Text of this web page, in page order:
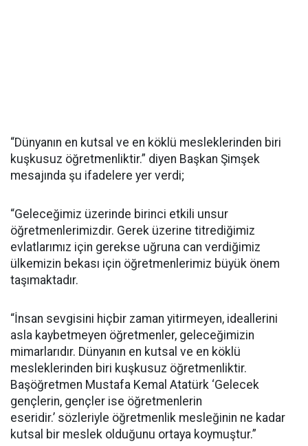
“Dünyanın en kutsal ve en köklü mesleklerinden biri
kuşkusuz öğretmenliktir.” diyen Başkan Şimşek
mesajında şu ifadelere yer verdi;
“Geleceğimiz üzerinde birinci etkili unsur
öğretmenlerimizdir. Gerek üzerine titrediğimiz
evlatlarımız için gerekse uğruna can verdiğimiz
ülkemizin bekası için öğretmenlerimiz büyük önem
taşımaktadır.
“İnsan sevgisini hiçbir zaman yitirmeyen, ideallerini
asla kaybetmeyen öğretmenler, geleceğimizin
mimarlarıdır. Dünyanın en kutsal ve en köklü
mesleklerinden biri kuşkusuz öğretmenliktir.
Başöğretmen Mustafa Kemal Atatürk ‘Gelecek
gençlerin, gençler ise öğretmenlerin
eseridir.’ sözleriyle öğretmenlik mesleğinin ne kadar
kutsal bir meslek olduğunu ortaya koymuştur.”